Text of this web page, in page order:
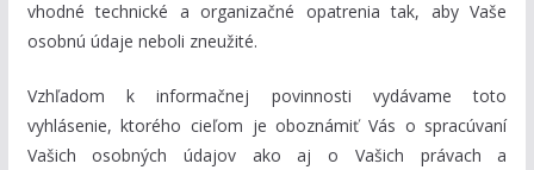
vhodné technické a organizačné opatrenia tak, aby Vaše
osobnú údaje neboli zneužité.
Vzhľadom k informačnej povinnosti vydávame toto
vyhlásenie, ktorého cieľom je oboznámiť Vás o spracúvaní
Vašich osobných údajov ako aj o Vašich právach a